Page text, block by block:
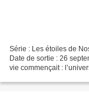
Série : Les étoiles de
Date de sortie : 26
vie commençait :